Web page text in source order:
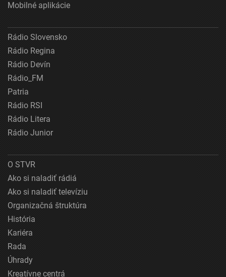
Mobilné aplikácie
Rádio Slovensko
Rádio Regina
Rádio Devín
Rádio_FM
Patria
Rádio RSI
Rádio Litera
Rádio Junior
O STVR
Ako si naladiť rádiá
Ako si naladiť televíziu
Organizačná štruktúra
História
Kariéra
Rada
Úhrady
Kreatívne centrá